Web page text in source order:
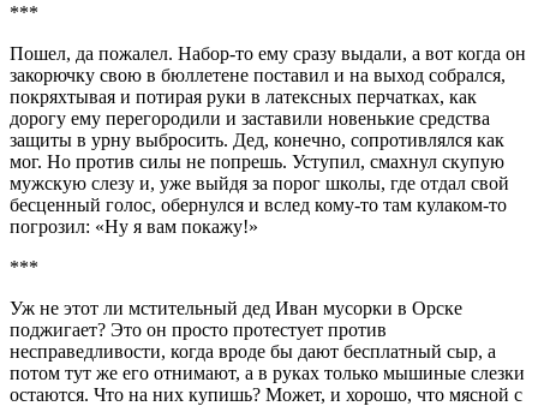
***
Пошел, да пожалел. Набор-то ему сразу выдали, а вот когда он
закорючку свою в бюллетене поставил и на выход собрался,
покряхтывая и потирая руки в латексных перчатках, как
дорогу ему перегородили и заставили новенькие средства
защиты в урну выбросить. Дед, конечно, сопротивлялся как
мог. Но против силы не попрешь. Уступил, смахнул скупую
мужскую слезу и, уже выйдя за порог школы, где отдал свой
бесценный голос, обернулся и вслед кому-то там кулаком-то
погрозил: «Ну я вам покажу!»
***
Уж не этот ли мстительный дед Иван мусорки в Орске
поджигает? Это он просто протестует против
несправедливости, когда вроде бы дают бесплатный сыр, а
потом тут же его отнимают, а в руках только мышиные слезки
остаются. Что на них купишь? Может, и хорошо, что мясной с